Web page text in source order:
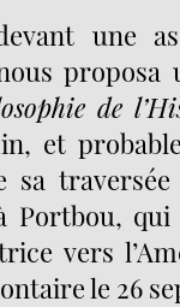
une
de
et
traversée
Portbou,
vers
le 26